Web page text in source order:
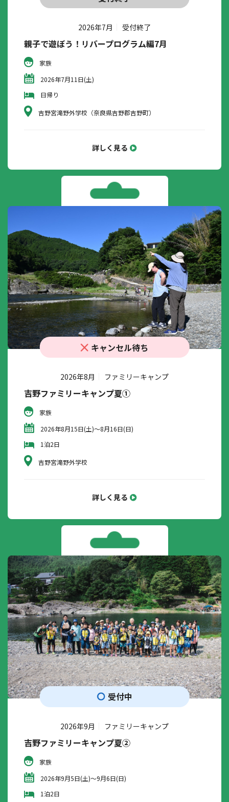
2026年7月 受付終了
親子で遊ぼう！リバープログラム編7月
家族
2026年7月11日(土)
日帰り
吉野宮滝野外学校（奈良県吉野郡吉野町）
詳しく見る
キャンセル待ち
2026年8月 ファミリーキャンプ
吉野ファミリーキャンプ夏①
家族
2026年8月15日(土)～8月16日(日)
1泊2日
吉野宮滝野外学校
詳しく見る
受付中
2026年9月 ファミリーキャンプ
吉野ファミリーキャンプ夏②
家族
2026年9月5日(土)～9月6日(日)
1泊2日